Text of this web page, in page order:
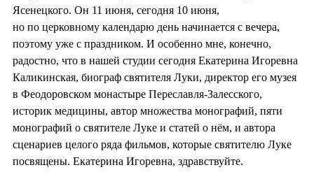
Ясенецкого. Он 11 июня, сегодня 10 июня,
но по церковному календарю день начинается с вечера,
поэтому уже с праздником. И особенно мне, конечно,
радостно, что в нашей студии сегодня Екатерина Игоревна
Каликинская, биограф святителя Луки, директор его музея
в Феодоровском монастыре Переславля-Залесского,
историк медицины, автор множества монографий, пяти
монографий о святителе Луке и статей о нём, и автора
сценариев целого ряда фильмов, которые святителю Луке
посвящены. Екатерина Игоревна, здравствуйте.